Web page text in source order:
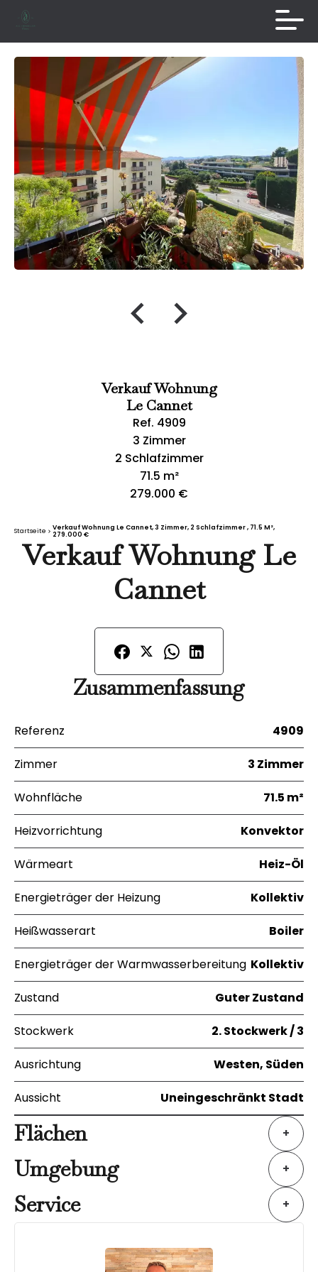
Verkauf Wohnung
Le Cannet
Ref. 4909
3 Zimmer
2 Schlafzimmer
71.5 m²
279.000 €
Startseite
Verkauf Wohnung Le Cannet, 3 Zimmer, 2 Schlafzimmer , 71.5 M²,
279.000 €
Verkauf Wohnung Le
Cannet
Zusammenfassung
Referenz 4909
Zimmer 3 Zimmer
Wohnfläche 71.5 m²
Heizvorrichtung Konvektor
Wärmeart Heiz-Öl
Energieträger der Heizung Kollektiv
Heißwasserart Boiler
Energieträger der Warmwasserbereitung Kollektiv
Zustand Guter Zustand
Stockwerk 2. Stockwerk / 3
Ausrichtung Westen, Süden
Aussicht Uneingeschränkt Stadt
Flächen +
Umgebung +
Service +